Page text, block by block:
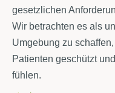
gesetzlichen
Wir betrachten es als
Umgebung zu
Patienten geschützt
fühlen.